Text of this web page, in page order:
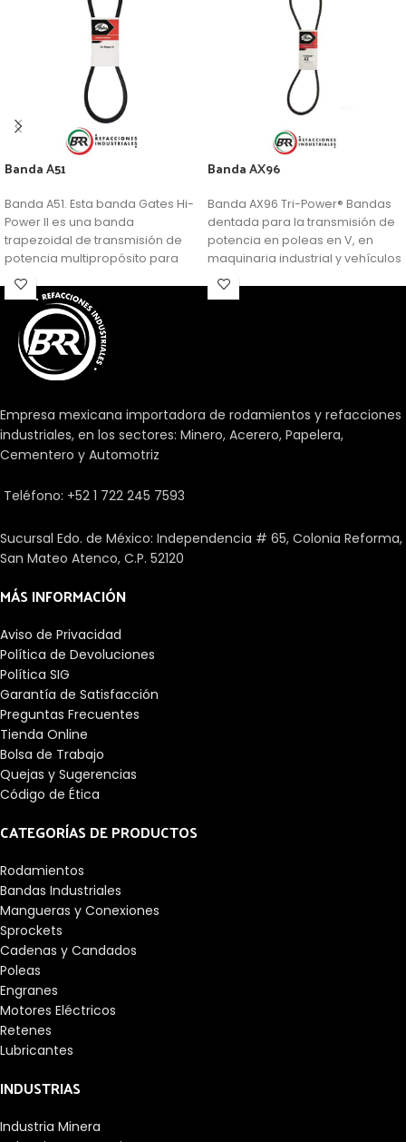
Banda A51
Banda A51. Esta banda Gates Hi-
Power II es una banda
trapezoidal de transmisión de
potencia multipropósito para
aplicaciones generalizadas.
Banda AX96
Banda AX96 Tri-Power® Bandas
dentada para la transmisión de
potencia en poleas en V, en
maquinaria industrial y vehículos
de servicio pesado. Combina
las ventajas de las tradicionales
Empresa mexicana importadora de rodamientos y refacciones
industriales, en los sectores: Minero, Acerero, Papelera,
Cementero y Automotriz
Teléfono: +52 1 722 245 7593
Sucursal Edo. de México: Independencia # 65, Colonia Reforma,
San Mateo Atenco, C.P. 52120
MÁS INFORMACIÓN
Aviso de Privacidad
Política de Devoluciones
Política SIG
Garantía de Satisfacción
Preguntas Frecuentes
Tienda Online
Bolsa de Trabajo
Quejas y Sugerencias
Código de Ética
CATEGORÍAS DE PRODUCTOS
Rodamientos
Bandas Industriales
Mangueras y Conexiones
Sprockets
Cadenas y Candados
Poleas
Engranes
Motores Eléctricos
Retenes
Lubricantes
INDUSTRIAS
Industria Minera